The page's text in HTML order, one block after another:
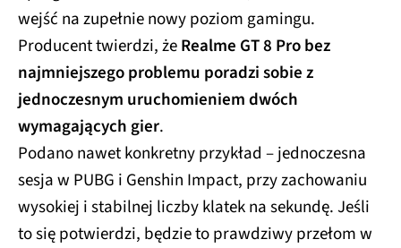
wejść na zupełnie nowy poziom gamingu.
Producent twierdzi, żeRealme GT 8 Pro bez
najmniejszego problemu poradzi sobie z
jednoczesnym uruchomieniem dwóch
wymagających gier.
Podano nawet konkretny przykład – jednoczesna
sesja w PUBG i Genshin Impact, przy zachowaniu
wysokiej i stabilnej liczby klatek na sekundę. Jeśli
to się potwierdzi, będzie to prawdziwy przełom w